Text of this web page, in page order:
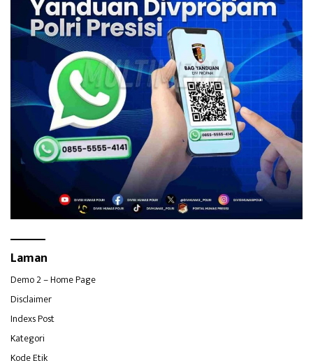
Laman
Demo 2 – Home Page
Disclaimer
Indexs Post
Kategori
Kode Etik